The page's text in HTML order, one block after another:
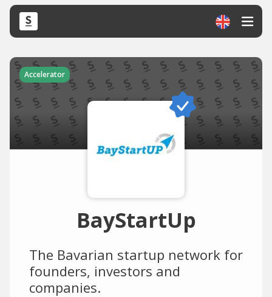
Accelerator
BayStartUp
The Bavarian startup network for
founders, investors and
companies.